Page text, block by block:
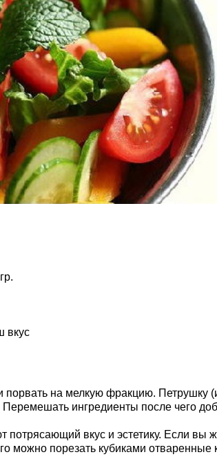
вкус
порвать на мелкую фракцию. Петрушку
ингредиенты после чего
вкус и эстетику. Если вы
можно порезать кубиками отваренные